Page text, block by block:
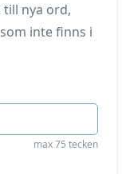
nya ord,
inte finns i
max 75 tecken